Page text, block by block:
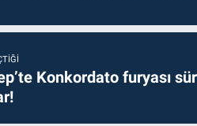
Konkordato furyası